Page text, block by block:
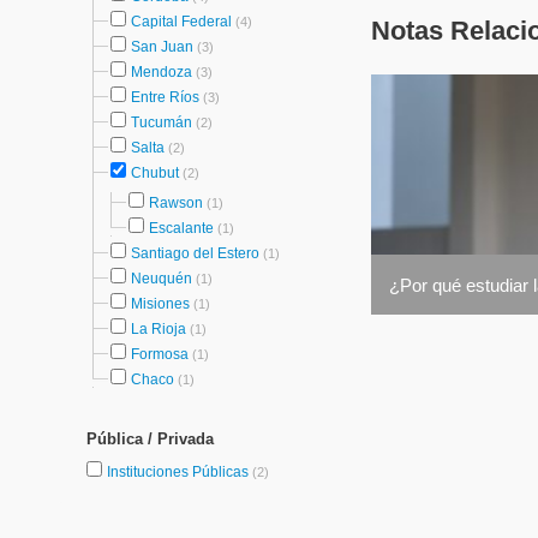
Capital Federal (4)
San Juan (3)
Mendoza (3)
Entre Ríos (3)
Tucumán (2)
Salta (2)
Chubut(2)
Rawson (1)
Escalante (1)
Santiago del Estero (1)
Neuquén (1)
Misiones (1)
La Rioja (1)
Formosa (1)
Chaco (1)
Pública / Privada
Instituciones Públicas (2)
Notas
¿Por qué estudiar